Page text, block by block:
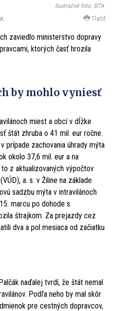
Ilustračné foto: SITA
Tlačiť
zaviedlo ministerstvo dopravy
ktorých časť hrozila
by mohlo vyniesť
miest a obcí v dĺžke
štát zhruba o 41 mil. eur ročne.
prípade zachovania úhrady mýta
okolo 37,6 mil. eur a na
z aktualizovaných výpočtov
a. s. v Žiline na základe
sadzbu mýta v intravilánoch
marcu po dohode s
štrajkom. Za prejazdy cez
dva a pol mesiaca od začiatku
naďalej tvrdí, že štát nemal
Podľa neho by mal skôr
pre cestných dopravcov,